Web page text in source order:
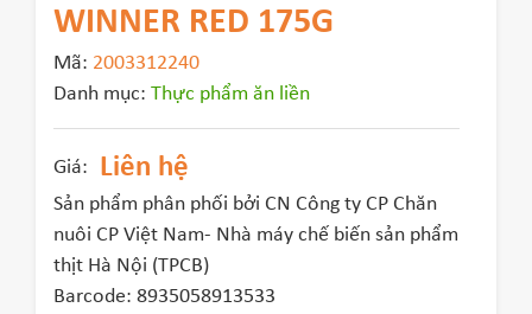
WINNER RED 175G
Mã: 2003312240
Danh mục: Thực phẩm ăn liền
Giá: Liên hệ
Sản phẩm phân phối bởi CN Công ty CP Chăn
nuôi CP Việt Nam- Nhà máy chế biến sản phẩm
thịt Hà Nội (TPCB)
Barcode: 8935058913533